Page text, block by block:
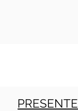
PRESENTE